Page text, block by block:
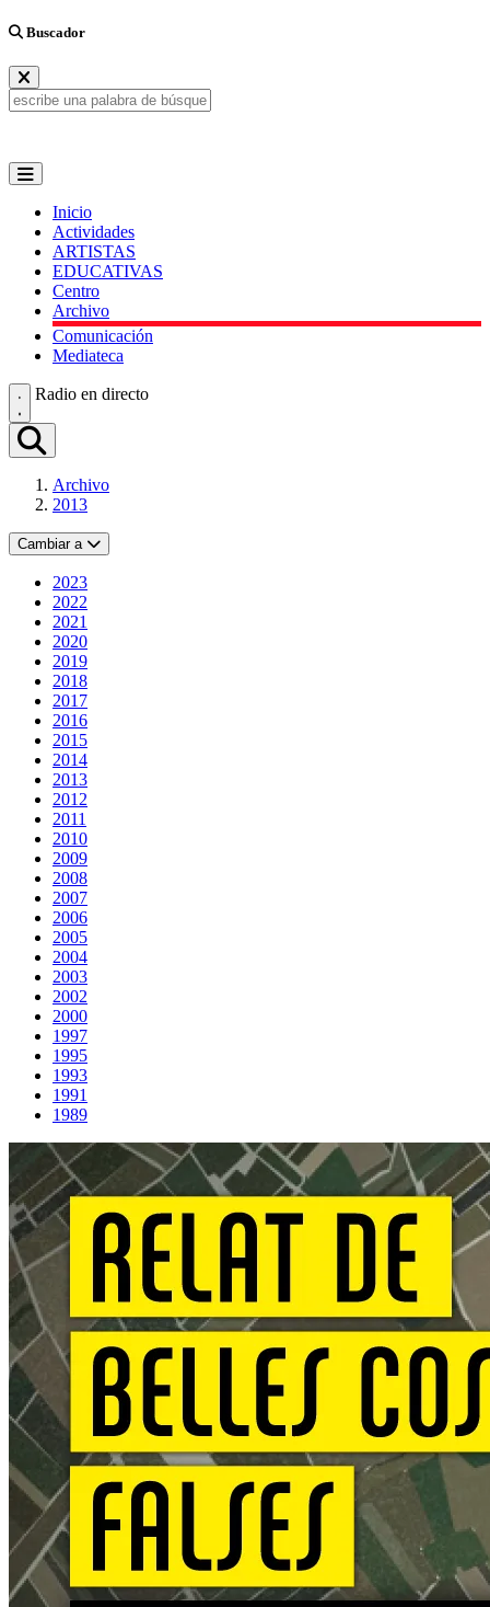
Buscador
Inicio
Actividades
ARTISTAS
EDUCATIVAS
Centro
Archivo
Comunicación
Mediateca
Radio en directo
Archivo
2013
Cambiar a
2023
2022
2021
2020
2019
2018
2017
2016
2015
2014
2013
2012
2011
2010
2009
2008
2007
2006
2005
2004
2003
2002
2000
1997
1995
1993
1991
1989